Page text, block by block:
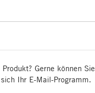
Gerne können Sie
Ihr E-Mail-Programm.